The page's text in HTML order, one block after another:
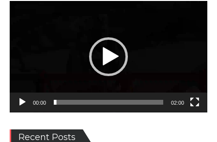
00:00 02:00
Recent Posts